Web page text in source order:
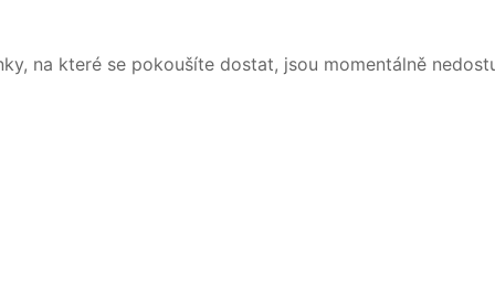
na které se pokoušíte dostat, jsou momentálně